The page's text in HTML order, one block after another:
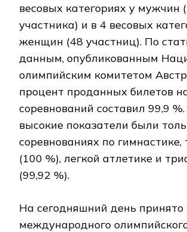
весовых категориях у мужчин
участника) и в 4 весовых
женщин (48 участниц). По
данным, опубликованным
олимпийским комитетом
процент проданных билетов
соревнований составил 99,9
высокие показатели были
соревнованиях по гимнастике,
(100 %), легкой атлетике и
(99,92 %).
На сегодняшний день
международного